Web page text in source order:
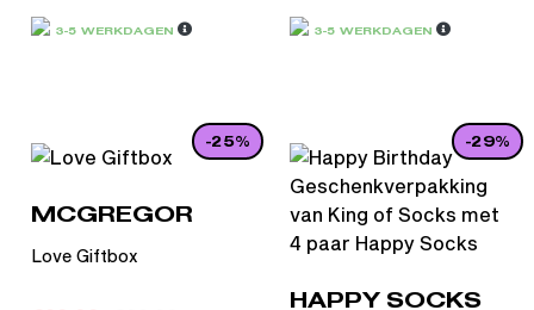
3-5 WERKDAGEN 3-5 WERKDAGEN
-25%
MCGREGOR
Love Giftbox
-29%
HAPPY SOCKS